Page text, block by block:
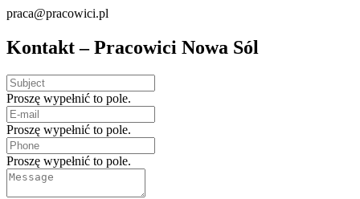
praca@pracowici.pl
Kontakt – Pracowici Nowa Sól
Proszę wypełnić to pole.
Proszę wypełnić to pole.
Proszę wypełnić to pole.